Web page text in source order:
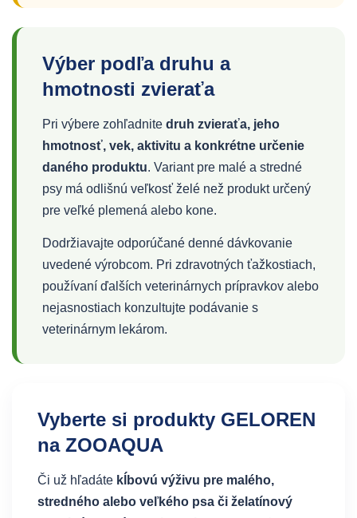
Výber podľa druhu a
hmotnosti zvieraťa
Pri výbere zohľadnite druh zvieraťa, jeho
hmotnosť, vek, aktivitu a konkrétne určenie
daného produktu. Variant pre malé a stredné
psy má odlišnú veľkosť želé než produkt určený
pre veľké plemená alebo kone.
Dodržiavajte odporúčané denné dávkovanie
uvedené výrobcom. Pri zdravotných ťažkostiach,
používaní ďalších veterinárnych prípravkov alebo
nejasnostiach konzultujte podávanie s
veterinárnym lekárom.
Vyberte si produkty GELOREN
na ZOOAQUA
Či už hľadáte kĺbovú výživu pre malého,
stredného alebo veľkého psa či želatínový